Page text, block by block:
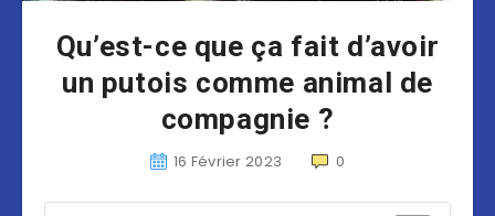
Qu’est-ce que ça fait d’avoir
un putois comme animal de
compagnie ?
16 Février 2023 0